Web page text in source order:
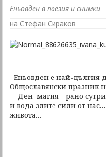
Еньовден в поезия и снимки
на Стефан Сираков
Еньовден е най-дългия
Общославянски празник
Ден магия - рано
и вода злите сили от
живота…